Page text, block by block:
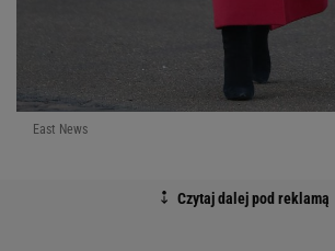
East News